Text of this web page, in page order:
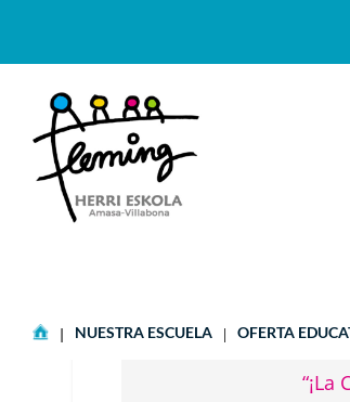
NUESTRA ESCUELA OFERTA